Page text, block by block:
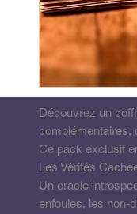
Découvrez un
complémentaires,
Ce pack exclusif
Les Vérités
Un oracle
enfouies, les non-